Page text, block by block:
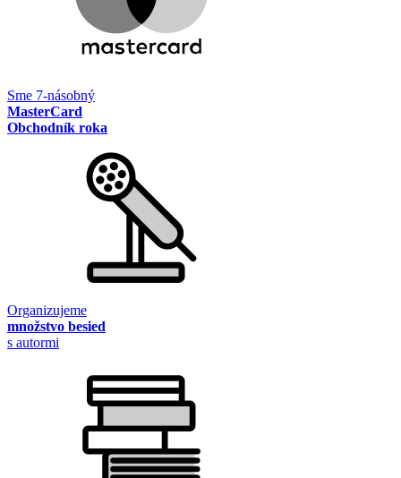
Sme 7-násobný
MasterCard
Obchodník roka
Organizujeme
množstvo besied
s autormi